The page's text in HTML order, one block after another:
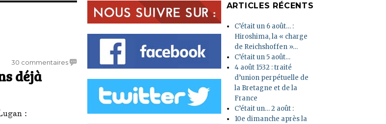
30 commentairessur
déjà
:
ARTICLES RÉCENTS
C’était un 6 août… :
Hiroshima, la « charge
de Reichshoffen »…
C’était un 5 août…
4 août 1532 : traité
d’union perpétuelle de
la Bretagne et de la
France
C’était un… 2 août :
10e dimanche après la